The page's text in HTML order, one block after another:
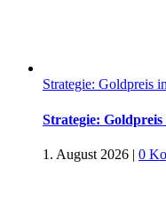
Strategie: Goldpreis
Strategie:
1. August 2026 | 0